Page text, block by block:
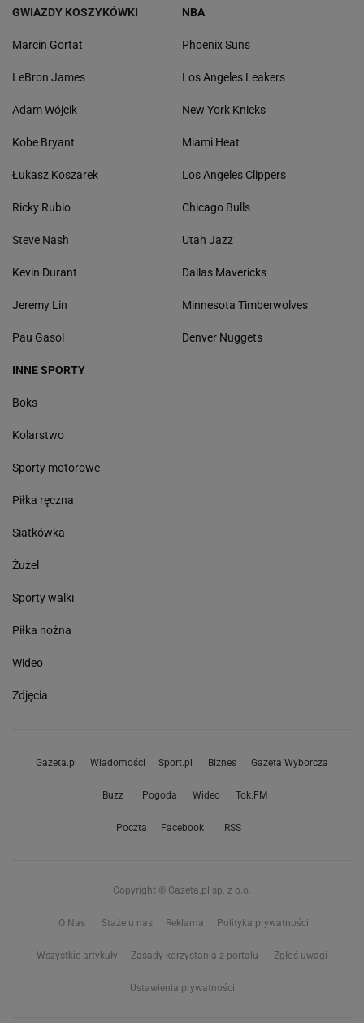
GWIAZDY KOSZYKÓWKI
Marcin Gortat
LeBron James
Adam Wójcik
Kobe Bryant
Łukasz Koszarek
Ricky Rubio
Steve Nash
Kevin Durant
Jeremy Lin
Pau Gasol
NBA
Phoenix Suns
Los Angeles Leakers
New York Knicks
Miami Heat
Los Angeles Clippers
Chicago Bulls
Utah Jazz
Dallas Mavericks
Minnesota Timberwolves
Denver Nuggets
INNE SPORTY
Boks
Kolarstwo
Sporty motorowe
Piłka ręczna
Siatkówka
Żużel
Sporty walki
Piłka nożna
Wideo
Zdjęcia
Gazeta.pl Wiadomości Sport.pl Biznes Gazeta Wyborcza
Buzz Pogoda Wideo Tok.FM
Poczta Facebook RSS
Copyright © Gazeta.pl sp. z o.o.
O Nas Staże u nas Reklama Polityka prywatności
Wszystkie artykuły Zasady korzystania z portalu Zgłoś uwagi
Ustawienia prywatności